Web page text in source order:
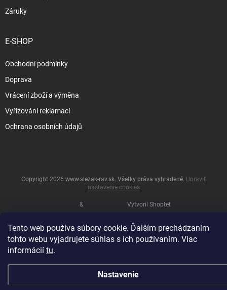
Tento web používa súbory cookie. Ďalším prechádzaním
tohto webu vyjadrujete súhlas s ich používaním. Viac
informácií tu.
Nastavenie
Záruky
E-SHOP
Obchodní podmínky
Doprava
Vrácení zboží a výměna
Vyřizování reklamací
Ochrana osobních údajů
& Vytvoril Shoptet
Copyright 2026 www.slezak-rav.sk. Všetky práva vyhradené. Upraviť
nastavenie cookies